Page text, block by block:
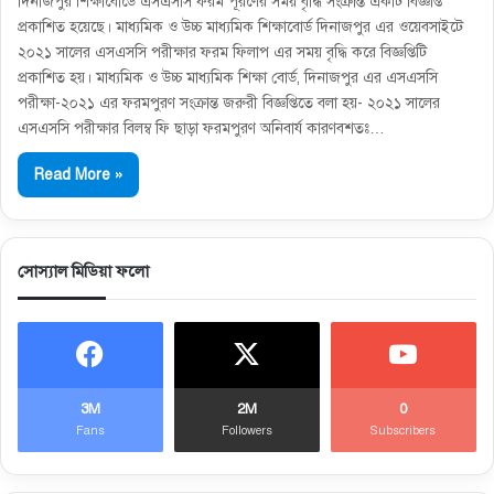
প্রকাশিত হয়েছে। মাধ্যমিক ও উচ্চ মাধ্যমিক শিক্ষাবোর্ড দিনাজপুর এর ওয়েবসাইটে
২০২১ সালের এসএসসি পরীক্ষার ফরম ফিলাপ এর সময় বৃদ্ধি করে বিজ্ঞপ্তিটি
প্রকাশিত হয়। মাধ্যমিক ও উচ্চ মাধ্যমিক শিক্ষা বাের্ড, দিনাজপুর এর এসএসসি
পরীক্ষা-২০২১ এর ফরমপুরণ সংক্রান্ত জরুরী বিজ্ঞপ্তিতে বলা হয়- ২০২১ সালের
এসএসসি পরীক্ষার বিলম্ব ফি ছাড়া ফরমপুরণ অনিবার্য কারণবশতঃ…
Read More »
সোস্যাল মিডিয়া ফলো
3M
Fans
2M
Followers
0
Subscribers